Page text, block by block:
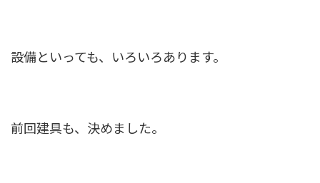
設備といっても、いろいろあります。
前回建具も、決めました。